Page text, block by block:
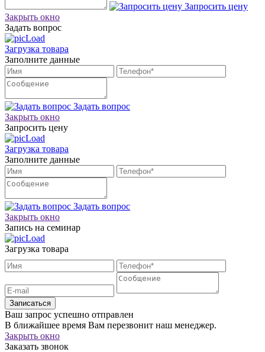
Запросить цену
Закрыть окно
Задать вопрос
Загрузка товара
Заполните данные
Задать вопрос
Закрыть окно
Запросить цену
Загрузка товара
Заполните данные
Задать вопрос
Закрыть окно
Запись на семинар
Загрузка товара
Записаться
Ваш запрос успешно отправлен
В ближайшее время Вам перезвонит наш менеджер.
Закрыть окно
Заказать звонок